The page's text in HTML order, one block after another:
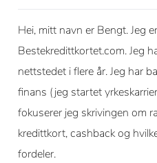
Hei, mitt navn er Bengt. Jeg
Bestekredittkortet.com. Jeg
nettstedet i flere år. Jeg har
finans (jeg startet
fokuserer jeg skrivingen om
kredittkort, cashback og
fordeler.